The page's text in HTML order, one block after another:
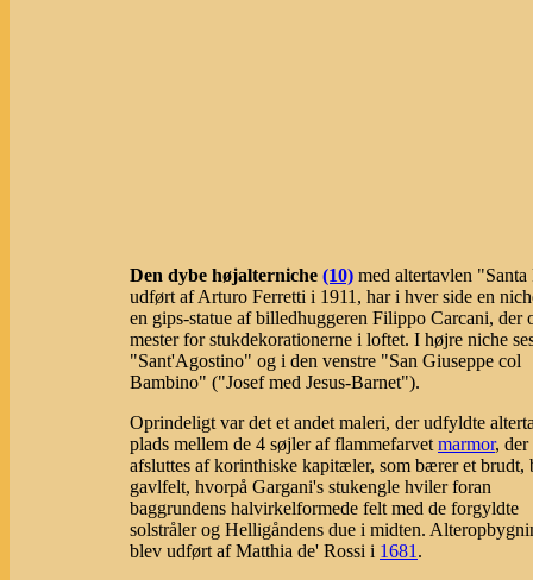
Den dybe højalterniche (10) med altertavlen
udført af Arturo Ferretti i 1911, har i hver side en
en gips-statue af billedhuggeren Filippo Carcani, der
mester for stukdekorationerne i loftet. I højre niche
"Sant'Agostino" og i den venstre "San Giuseppe col
Bambino" ("Josef med Jesus-Barnet").
Oprindeligt var det et andet maleri, der udfyldte
plads mellem de 4 søjler af flammefarvet marmor, der
afsluttes af korinthiske kapitæler, som bærer et brudt,
gavlfelt, hvorpå Gargani's stukengle hviler foran
baggrundens halvirkelformede felt med de forgyldte
solstråler og Helligåndens due i midten.
blev udført af Matthia de' Rossi i 1681 .